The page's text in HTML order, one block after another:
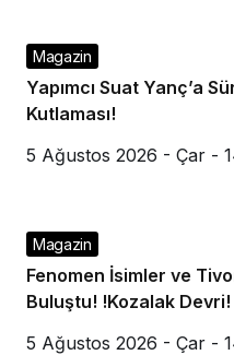
Magazin
Yapımcı Suat Yanç’a
Kutlaması!
5 Ağustos 2026 - Çar -
Magazin
Fenomen İsimler ve
Buluştu! !Kozalak
5 Ağustos 2026 - Çar -